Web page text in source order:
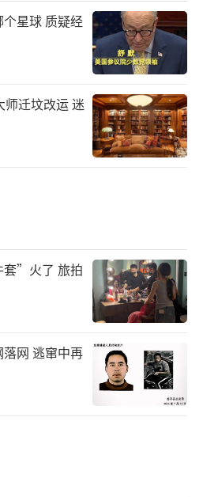
星球 质疑经
师迁坟改运 迷
”火了 旅拍
网 逃窜中再